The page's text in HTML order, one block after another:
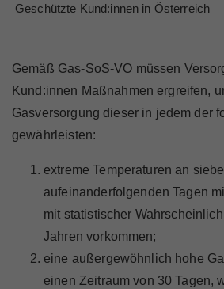
Geschützte Kund:innen in Österreich
Gemäß Gas-SoS-VO müssen
Kund:innen Maßnahmen ergreifen,
Gasversorgung dieser in jedem der
gewährleisten:
extreme Temperaturen an
aufeinanderfolgenden Tagen
mit statistischer
Jahren vorkommen;
eine außergewöhnlich hohe
einen Zeitraum von 30 Tagen,